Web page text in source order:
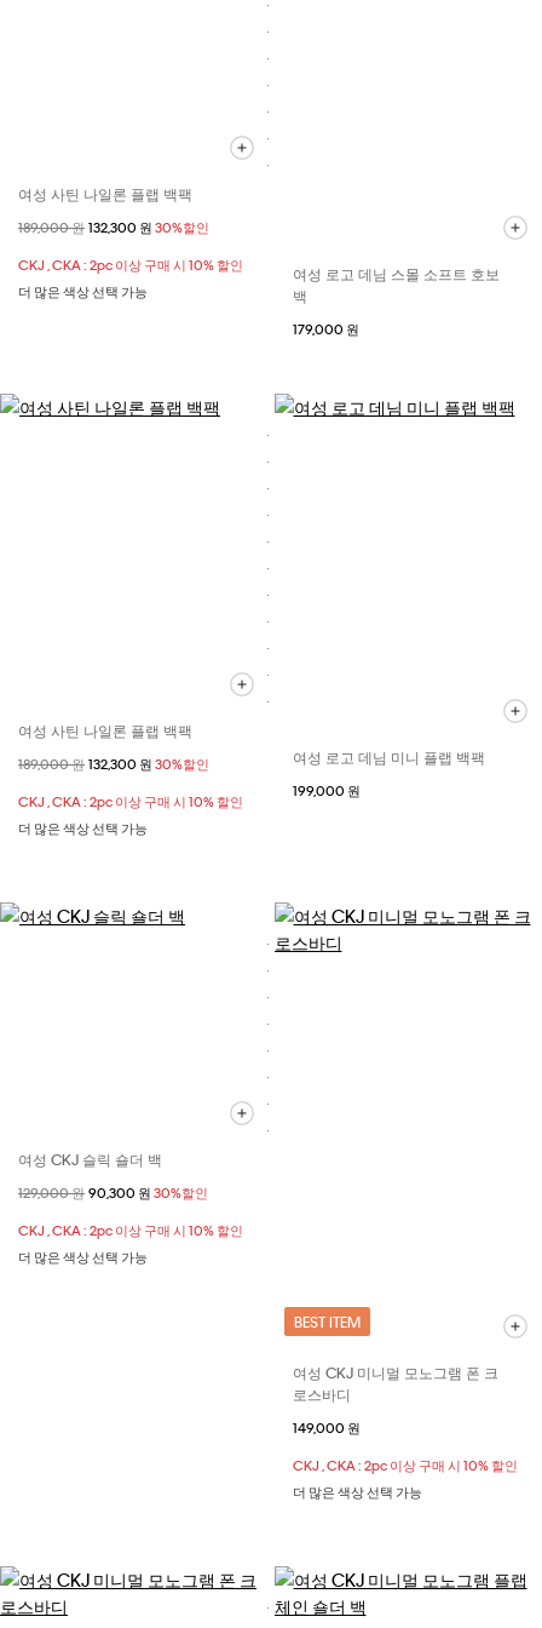
여성 사틴 나일론 플랩 백팩
할인 전 가격
189,000 원 할인된 가격
132,300 원 30%할인
CKJ , CKA : 2pc 이상 구매 시 10% 할인
더 많은 색상 선택 가능
여성 로고 데님 스몰 소프트 호보
백
179,000 원
여성 사틴 나일론 플랩 백팩
할인 전 가격
189,000 원 할인된 가격
132,300 원 30%할인
CKJ , CKA : 2pc 이상 구매 시 10% 할인
더 많은 색상 선택 가능
여성 로고 데님 미니 플랩 백팩
199,000 원
여성 CKJ 슬릭 숄더 백
할인 전 가격
129,000 원 할인된 가격
90,300 원 30%할인
CKJ , CKA : 2pc 이상 구매 시 10% 할인
더 많은 색상 선택 가능
BEST ITEM
여성 CKJ 미니멀 모노그램 폰 크
로스바디
149,000 원
CKJ , CKA : 2pc 이상 구매 시 10% 할인
더 많은 색상 선택 가능